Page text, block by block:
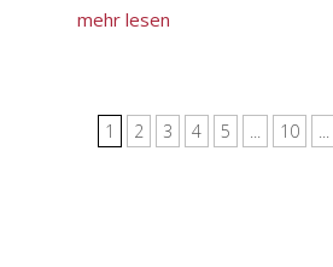
mehr lesen
1 2 3 4 5 ... 10 ...